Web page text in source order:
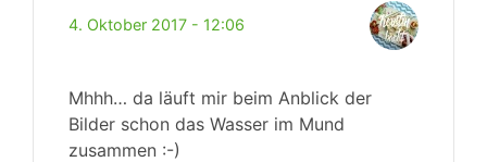
4. Oktober 2017 - 12:06
Mhhh… da läuft mir beim Anblick der
Bilder schon das Wasser im Mund
zusammen :-)